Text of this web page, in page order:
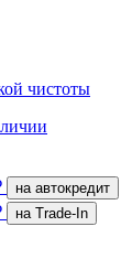
чистоты
на автокредит
на Trade-In